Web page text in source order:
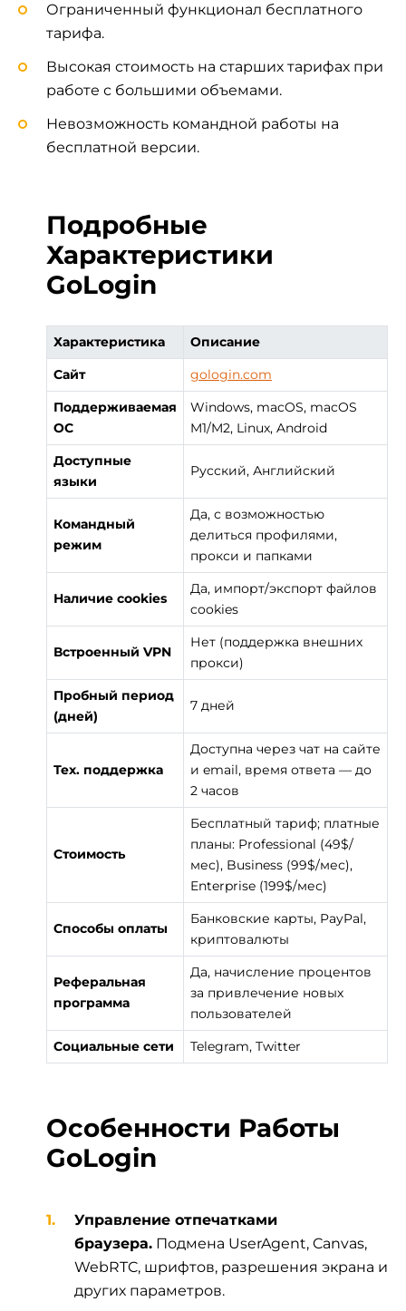
Ограниченный функционал бесплатного
тарифа.
Высокая стоимость на старших тарифах при
работе с большими объемами.
Невозможность командной работы на
бесплатной версии.
Подробные
Характеристики
GoLogin
Характеристика
Описание
Сайт
gologin.com
Поддерживаемая
ОС
Windows, macOS, macOS
M1/M2, Linux, Android
Доступные
языки
Русский, Английский
Командный
режим
Да, с возможностью
делиться профилями,
прокси и папками
Наличие cookies
Да, импорт/экспорт файлов
cookies
Встроенный VPN
Нет (поддержка внешних
прокси)
Пробный период
(дней)
7 дней
Тех. поддержка
Доступна через чат на сайте
и email, время ответа — до
2 часов
Стоимость
Бесплатный тариф; платные
планы: Professional (49$/
мес), Business (99$/мес),
Enterprise (199$/мес)
Способы оплаты
Банковские карты, PayPal,
криптовалюты
Реферальная
программа
Да, начисление процентов
за привлечение новых
пользователей
Социальные сети
Telegram, Twitter
Особенности Работы
GoLogin
Управление отпечатками
браузера. Подмена UserAgent, Canvas,
WebRTC, шрифтов, разрешения экрана и
других параметров.